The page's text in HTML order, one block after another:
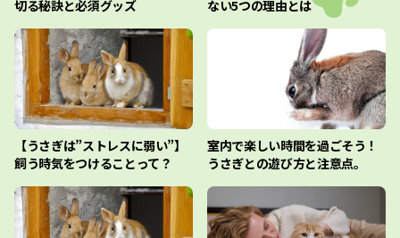
切る秘訣と必須グッズ
ない5つの理由とは
【うさぎは”ストレスに弱い”】
飼う時気をつけることって？
室内で楽しい時間を過ごそう！
うさぎとの遊び方と注意点。